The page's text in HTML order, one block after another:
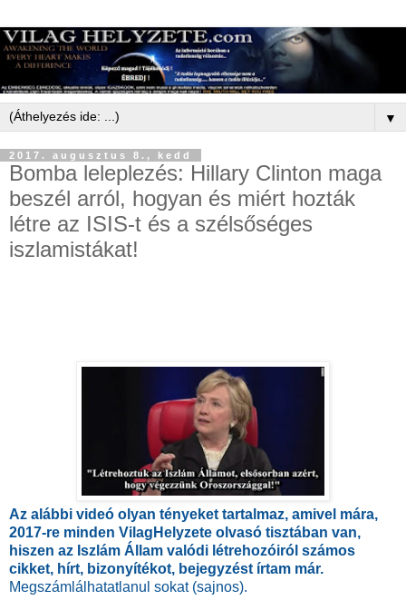
▼
2017. augusztus 8., kedd
Bomba leleplezés: Hillary Clinton maga
beszél arról, hogyan és miért hozták
létre az ISIS-t és a szélsőséges
iszlamistákat!
Az alábbi videó olyan tényeket tartalmaz, amivel mára,
2017-re minden VilagHelyzete olvasó tisztában van,
hiszen az Iszlám Állam valódi létrehozóiról számos
cikket, hírt, bizonyítékot, bejegyzést írtam már.
Megszámlálhatatlanul sokat (sajnos).